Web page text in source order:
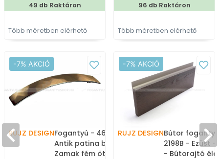
49 db Raktáron
Több méretben elérhető
96 db Raktáron
Több méretben elérhető
-7% AKCIÓ
RUJZ DESIGNFogantyú - 462.25c -
Antik patina barna -
Zamak fém ötvözet -
-7% AKCIÓ
RUJZ DESIGNBútor
2198B - Ezüst
- Bútorajtó